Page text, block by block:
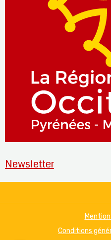
Newsletter
Conditions